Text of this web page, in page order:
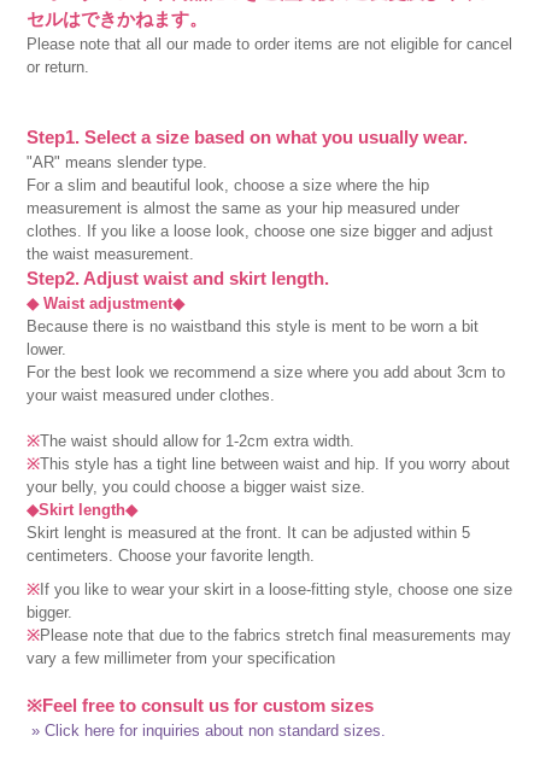
セルはできかねます。
Please note that all our made to order items are not eligible for cancel
or return.
Step1. Select a size based on what you usually wear.
"AR" means slender type.
For a slim and beautiful look, choose a size where the hip
measurement is almost the same as your hip measured under
clothes. If you like a loose look, choose one size bigger and adjust
the waist measurement.
Step2. Adjust waist and skirt length.
◆ Waist adjustment◆
Because there is no waistband this style is ment to be worn a bit
lower.
For the best look we recommend a size where you add about 3cm to
your waist measured under clothes.
※The waist should allow for 1-2cm extra width.
※This style has a tight line between waist and hip. If you worry about
your belly, you could choose a bigger waist size.
◆Skirt length◆
Skirt lenght is measured at the front. It can be adjusted within 5
centimeters. Choose your favorite length.
※If you like to wear your skirt in a loose-fitting style, choose one size
bigger.
※Please note that due to the fabrics stretch final measurements may
vary a few millimeter from your specification
※Feel free to consult us for custom sizes
» Click here for inquiries about non standard sizes.